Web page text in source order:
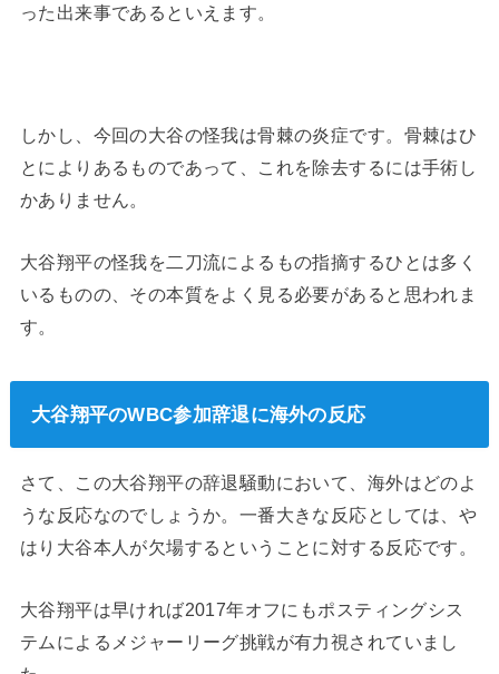
った出来事であるといえます。
しかし、今回の大谷の怪我は骨棘の炎症です。骨棘はひ
とによりあるものであって、これを除去するには手術し
かありません。
大谷翔平の怪我を二刀流によるもの指摘するひとは多く
いるものの、その本質をよく見る必要があると思われま
す。
大谷翔平のWBC参加辞退に海外の反応
さて、この大谷翔平の辞退騒動において、海外はどのよ
うな反応なのでしょうか。一番大きな反応としては、や
はり大谷本人が欠場するということに対する反応です。
大谷翔平は早ければ2017年オフにもポスティングシス
テムによるメジャーリーグ挑戦が有力視されていまし